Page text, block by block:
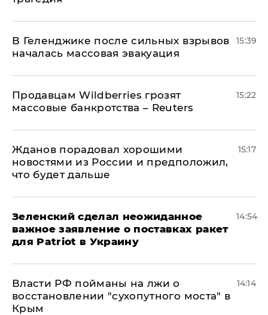
В Геленджике после сильных взрывов
началась массовая эвакуация
15:39
Продавцам Wildberries грозят
массовые банкротства – Reuters
15:22
Жданов порадовал хорошими
новостями из России и предположил,
что будет дальше
15:17
Зеленский сделал неожиданное
важное заявление о поставках ракет
для Patriot в Украину
14:54
Власти РФ пойманы на лжи о
восстановлении "сухопутного моста" в
Крым
14:14